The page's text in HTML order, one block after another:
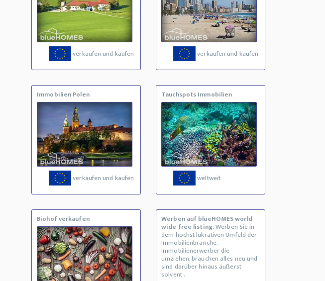
verkaufen und kaufen verkaufen und kaufen
Immobilien Polen
verkaufen und kaufen
Tauchspots Immobilien
weltweit
Biohof verkaufen Werben auf blueHOMES world
wide free listing.Werben Sie in
dem höchst lukrativen Umfeld der
Immobilienbranche.
Immobilienerwerber die
umziehen, brauchen alles neu und
sind darüber hinaus äußerst
solvent ..